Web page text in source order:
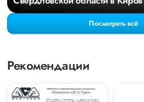
Посмотреть всё
Рекомендации